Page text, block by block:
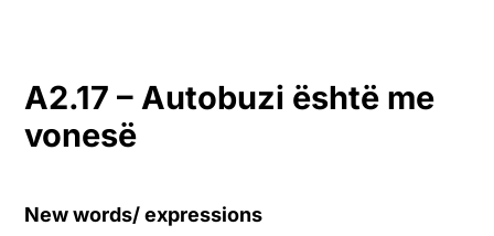
A2.17 –Autobuzi është me
vonesë
New words/ expressions